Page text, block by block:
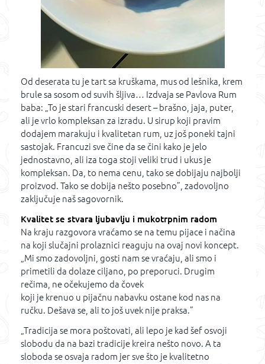
Od deserata tu je tart sa kruškama, mus od lešnika, krem
brule sa sosom od suvih šljiva… Izdvaja se Pavlova Rum
baba: „To je stari francuski desert – brašno, jaja, puter,
ali je vrlo kompleksan za izradu. U sirup koji pravim
dodajem marakuju i kvalitetan rum, uz još poneki tajni
sastojak. Francuzi sve čine da se čini kako je jelo
jednostavno, ali iza toga stoji veliki trud i ukus je
kompleksan. Da, to nema cenu, tako se dobijaju najbolji
proizvod. Tako se dobija nešto posebno”, zadovoljno
zaključuje naš sagovornik.
Kvalitet se stvara ljubavlju i mukotrpnim radom
Na kraju razgovora vraćamo se na temu pijace i načina
na koji slučajni prolaznici reaguju na ovaj novi koncept.
„Mi smo zadovoljni, gosti nam se vraćaju, ali smo i
primetili da dolaze ciljano, po preporuci. Drugim
rečima, ne očekujemo da čovek
koji je krenuo u pijačnu nabavku ostane kod nas na
ručku. Dešava se, ali to još uvek nije praksa.”
„Tradicija se mora poštovati, ali lepo je kad šef osvoji
slobodu da na bazi tradicije kreira nešto novo. A ta
sloboda se osvaja radom jer sve što je kvalitetno